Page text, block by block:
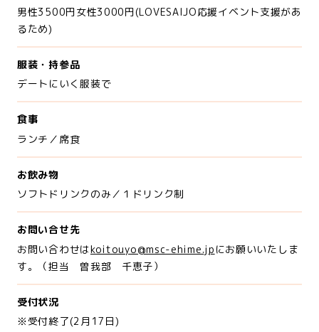
男性3500円女性3000円(LOVESAIJO応援イベント支援があ
るため)
服装・持参品
デートにいく服装で
食事
ランチ／席食
お飲み物
ソフトドリンクのみ／１ドリンク制
お問い合せ先
お問い合わせはkoitouyo@msc-ehime.jp にお願いいたしま
す。（担当 曽我部 千恵子）
受付状況
※受付終了(2月17日)